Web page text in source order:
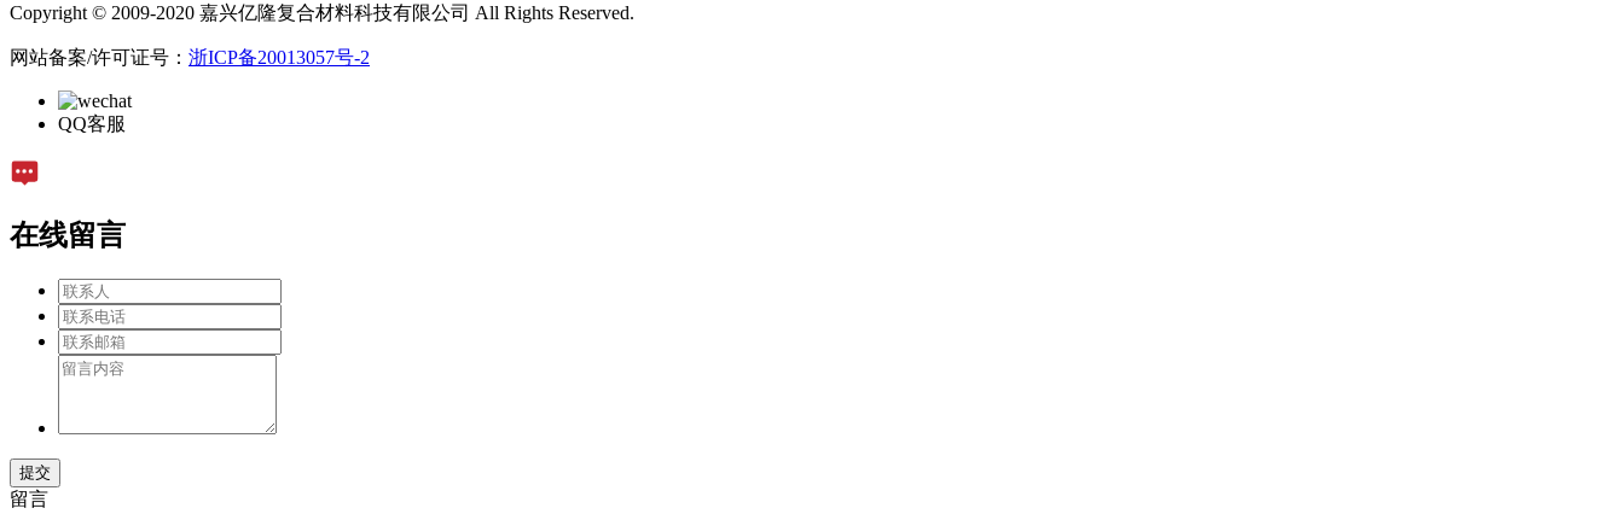
Copyright © 2009-2020 嘉兴亿隆复合材料科技有限公司 All Rights Reserved.
网站备案/许可证号： 浙ICP备20013057号-2
QQ客服
在线留言
留言